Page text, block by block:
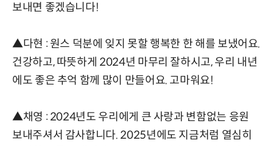
보내면 좋겠습니다!
▲다현 : 원스 덕분에 잊지 못할 행복한 한 해를 보냈어요.
건강하고, 따뜻하게 2024년 마무리 잘하시고, 우리 내년
에도 좋은 추억 함께 많이 만들어요. 고마워요!
▲채영 : 2024년도 우리에게 큰 사랑과 변함없는 응원
보내주셔서 감사합니다. 2025년에도 지금처럼 열심히